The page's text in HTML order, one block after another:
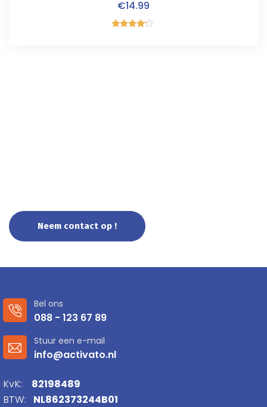
€14.99
Neem contact op !
Bel ons
088 - 123 67 89
Stuur een e-mail
info@activato.nl
KvK:
82198489
BTW:
NL862373244B01